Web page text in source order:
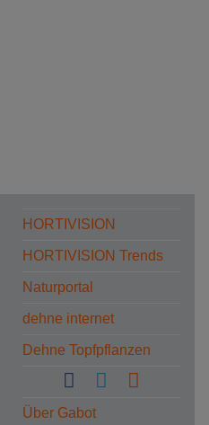
HORTIVISION
HORTIVISION Trends
Naturportal
dehne internet
Dehne Topfpflanzen
Über Gabot